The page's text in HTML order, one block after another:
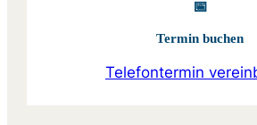
📅
Termin buchen
Telefontermin